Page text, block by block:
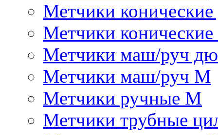
Метчики
Метчики
Метчики маш/руч
Метчики маш/руч М
Метчики ручные М
Метчики трубные